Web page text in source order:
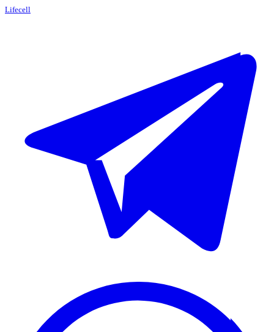
Lifecell